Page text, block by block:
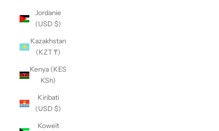
Jordanie
(USD $)
Kazakhstan
(KZT ₸)
Kenya (KES
KSh)
Kiribati
(USD $)
Koweït